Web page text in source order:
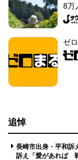
8万
ゼ
追悼
長崎市出身・平和
訴え「愛があれば